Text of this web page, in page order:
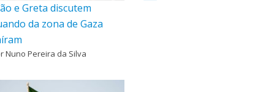
e Greta discutem
da zona de Gaza
Nuno Pereira da Silva